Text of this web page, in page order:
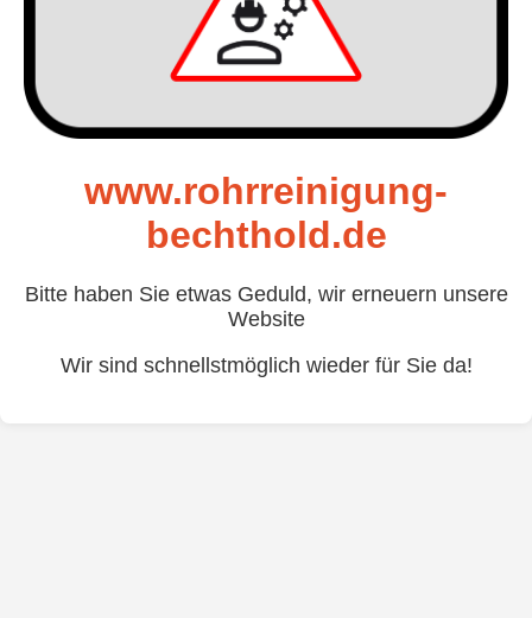
www.rohrreinigung-
bechthold.de
Bitte haben Sie etwas Geduld, wir erneuern unsere
Website
Wir sind schnellstmöglich wieder für Sie da!